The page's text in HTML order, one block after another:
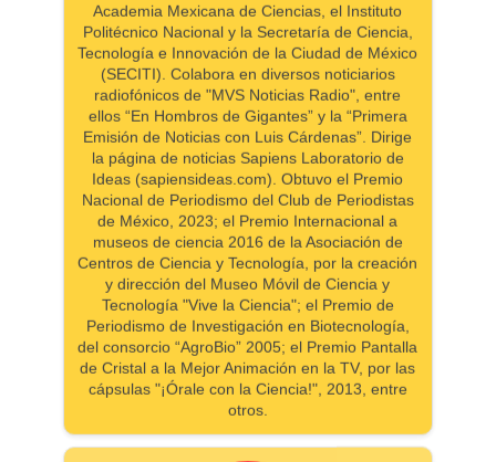
Academia Mexicana de Ciencias, el Instituto
Politécnico Nacional y la Secretaría de Ciencia,
Tecnología e Innovación de la Ciudad de México
(SECITI). Colabora en diversos noticiarios
radiofónicos de "MVS Noticias Radio", entre
ellos “En Hombros de Gigantes” y la “Primera
Emisión de Noticias con Luis Cárdenas”. Dirige
la página de noticias Sapiens Laboratorio de
Ideas (sapiensideas.com). Obtuvo el Premio
Nacional de Periodismo del Club de Periodistas
de México, 2023; el Premio Internacional a
museos de ciencia 2016 de la Asociación de
Centros de Ciencia y Tecnología, por la creación
y dirección del Museo Móvil de Ciencia y
Tecnología "Vive la Ciencia"; el Premio de
Periodismo de Investigación en Biotecnología,
del consorcio “AgroBio” 2005; el Premio Pantalla
de Cristal a la Mejor Animación en la TV, por las
cápsulas "¡Órale con la Ciencia!", 2013, entre